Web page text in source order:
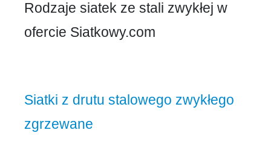
Rodzaje siatek ze stali zwykłej w
ofercie Siatkowy.com
Siatki z drutu stalowego zwykłego
zgrzewane